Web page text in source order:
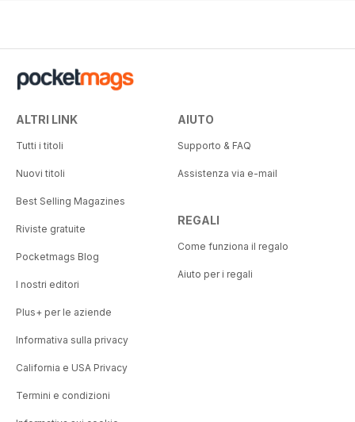
ALTRI LINK
Tutti i titoli
Nuovi titoli
Best Selling Magazines
Riviste gratuite
Pocketmags Blog
I nostri editori
Plus+ per le aziende
Informativa sulla privacy
California e USA Privacy
Termini e condizioni
AIUTO
Supporto & FAQ
Assistenza via e-mail
REGALI
Come funziona il regalo
Aiuto per i regali